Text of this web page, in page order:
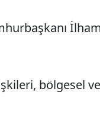
bölgesel